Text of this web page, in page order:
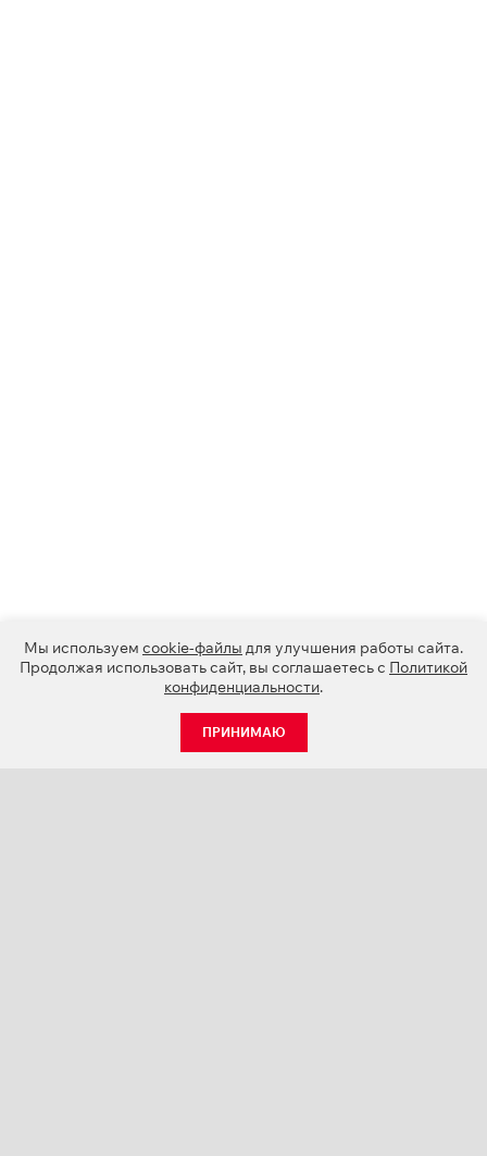
Мы используем cookie-файлы для улучшения работы сайта.
Продолжая использовать сайт, вы соглашаетесь с Политикой
конфиденциальности.
ПРИНИМАЮ